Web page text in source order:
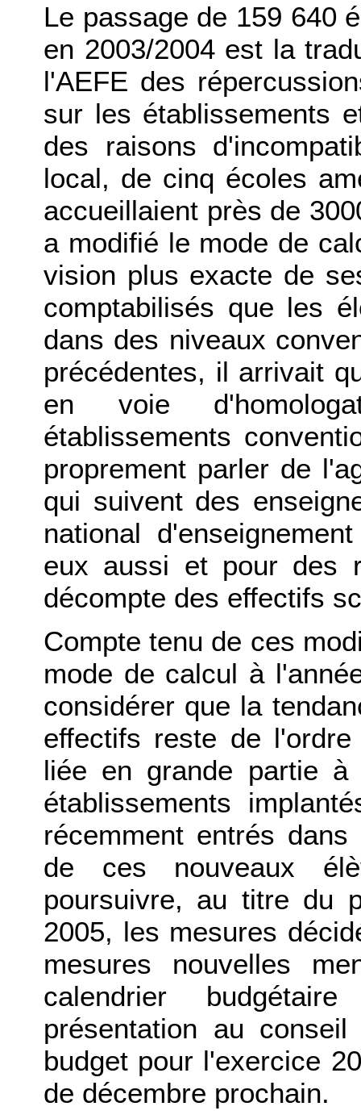
Le passage de 159 640
en 2003/2004 est la
l'AEFE des
sur les établissements
des raisons
local, de cinq écoles
accueillaient près de
a modifié le mode de
vision plus exacte de
comptabilisés que les
dans des niveaux
précédentes, il arrivait
en voie
établissements
proprement parler de
qui suivent des
national
eux aussi et pour des
décompte des effectifs
Compte tenu de ces
mode de calcul à
considérer que la
effectifs reste de
liée en grande partie
établissements
récemment entrés
de ces nouveaux
poursuivre, au titre du
2005, les mesures
mesures nouvelles
calendrier
présentation au
budget pour l'exercice
de décembre prochain.